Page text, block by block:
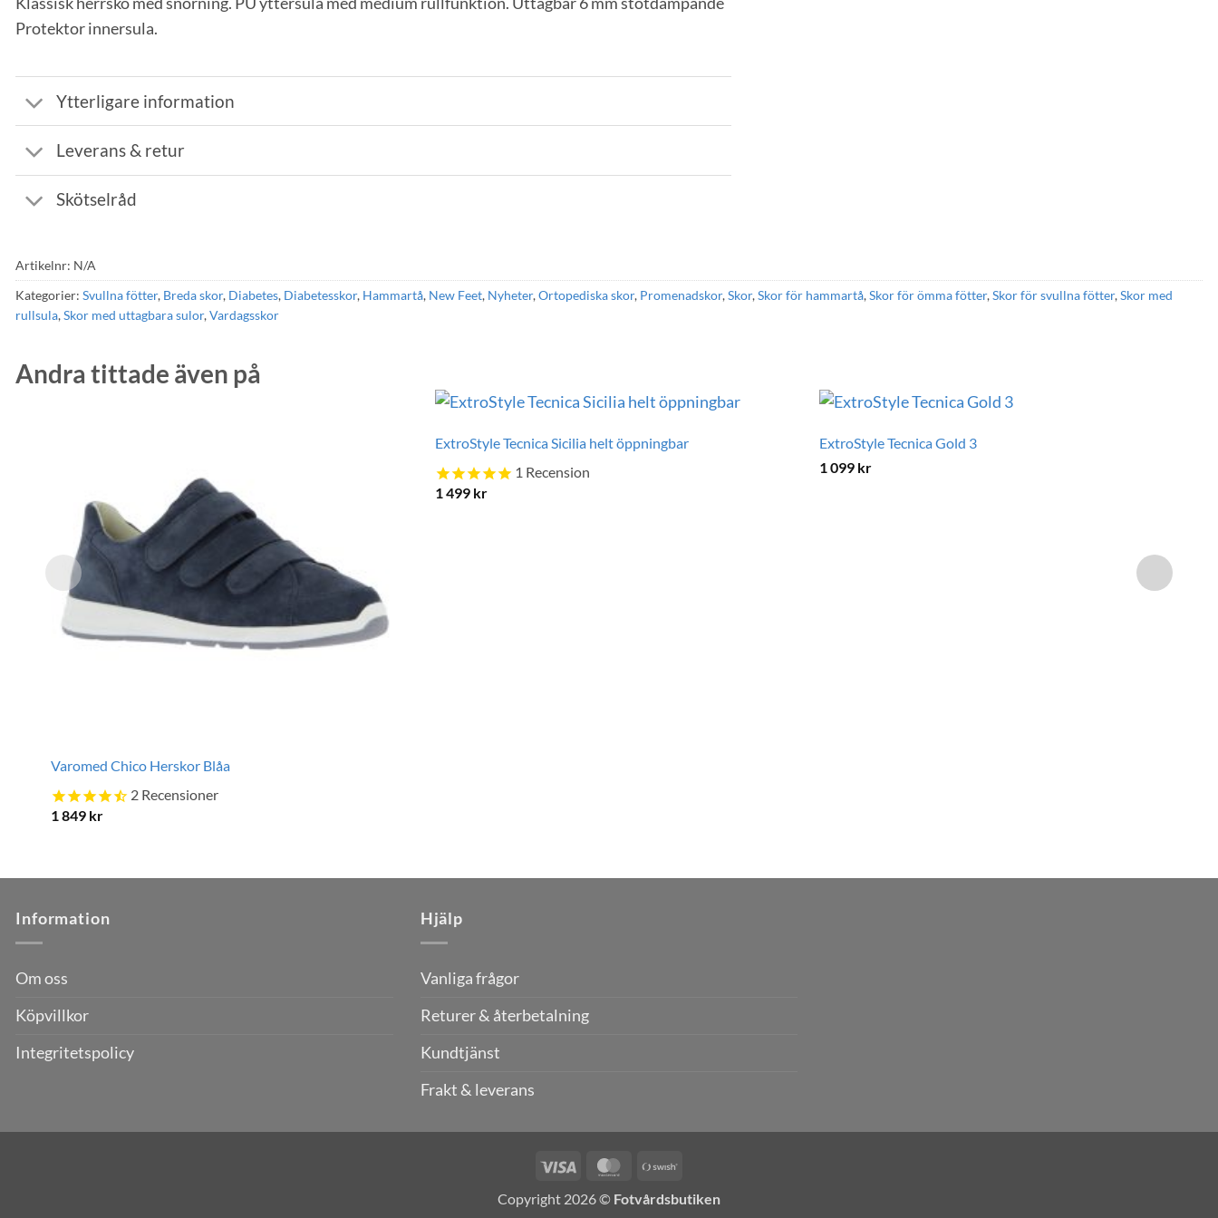
Protektor innersula.
Ytterligare information
Leverans & retur
Skötselråd
Artikelnr: N/A
Kategorier: Svullna fötter, Breda skor, Diabetes, Diabetesskor, Hammartå, New Feet, Nyheter,Ortopediska skor, Promenadskor,Skor,Skor för hammartå,Skor för ömma fötter,Skor för svullna fötter,Skor med
rullsula,Skor med uttagbara sulor,Vardagsskor
Andra tittade även på
Varomed Chico Herskor Blåa
2 Recensioner
1 849 kr
ExtroStyle Tecnica Sicilia helt öppningbar
1 Recension
1 499 kr
ExtroStyle Tecnica Gold 3
1 099 kr
Information
Om oss
Köpvillkor
Integritetspolicy
Hjälp
Vanliga frågor
Returer & återbetalning
Kundtjänst
Frakt & leverans
Visa MasterCard
Copyright 2026 © Fotvårdsbutiken